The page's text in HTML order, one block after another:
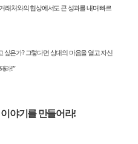
래처와의 협상에서도 큰 성과를 내며 빠르
싶은가?그렇다면 상대의 마음을 열고 자신
라!”
야기를 만들어라!